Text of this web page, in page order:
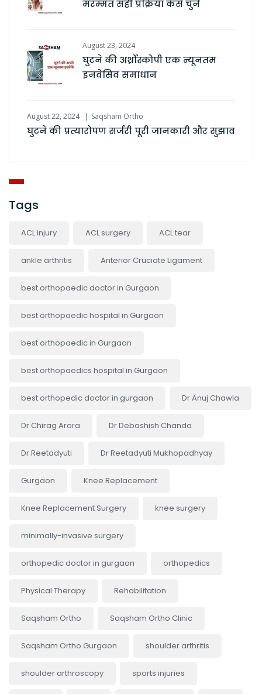
मरम्मत सही प्रक्रिया कैसे चुनें
August 23, 2024
घुटने की अर्थ्रोस्कोपी एक न्यूनतम
इनवेसिव समाधान
August 22, 2024 Saqsham Ortho
घुटने की प्रत्यारोपण सर्जरी पूरी जानकारी और सुझाव
Tags
ACL injury ACL surgery ACL tear
ankle arthritis Anterior Cruciate Ligament
best orthopaedic doctor in Gurgaon
best orthopaedic hospital in Gurgaon
best orthopaedic in Gurgaon
best orthopaedics hospital in Gurgaon
best orthopedic doctor in gurgaon Dr Anuj Chawla
Dr Chirag Arora Dr Debashish Chanda
Dr Reetadyuti Dr Reetadyuti Mukhopadhyay
Gurgaon Knee Replacement
Knee Replacement Surgery knee surgery
minimally-invasive surgery
orthopedic doctor in gurgaon orthopedics
Physical Therapy Rehabilitation
Saqsham Ortho Saqsham Ortho Clinic
Saqsham Ortho Gurgaon shoulder arthritis
shoulder arthroscopy sports injuries